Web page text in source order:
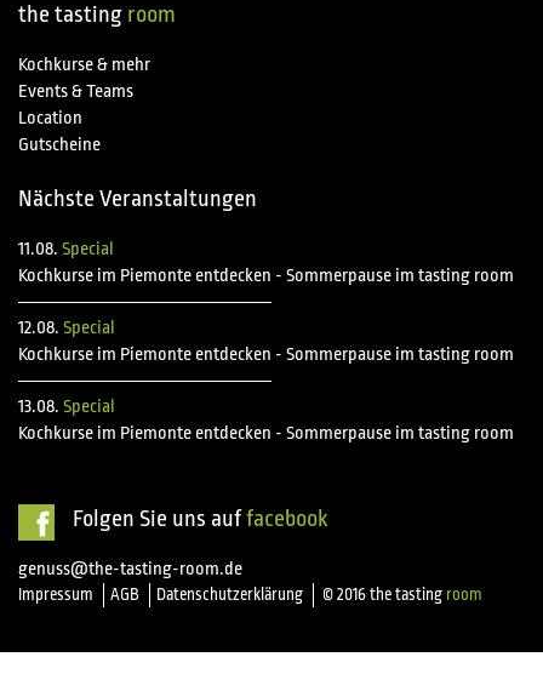
the tasting room
Kochkurse & mehr
Events & Teams
Location
Gutscheine
Nächste Veranstaltungen
11.08. Special
Kochkurse im Piemonte entdecken - Sommerpause im tasting room
12.08. Special
Kochkurse im Piemonte entdecken - Sommerpause im tasting room
13.08. Special
Kochkurse im Piemonte entdecken - Sommerpause im tasting room
Folgen Sie uns auffacebook
genuss@the-tasting-room.de
Impressum AGB Datenschutzerklärung © 2016 the tasting room